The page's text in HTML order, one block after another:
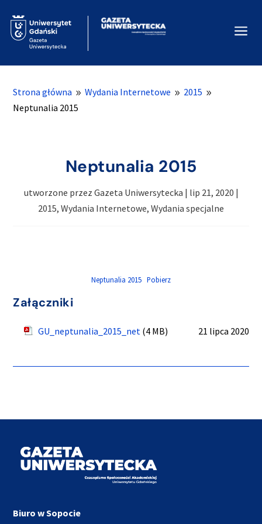
a
Strona główna 9 Wydania Internetowe 9 2015 9
Neptunalia 2015
Neptunalia 2015
utworzone przez Gazeta Uniwersytecka | lip 21, 2020 |
2015, Wydania Internetowe, Wydania specjalne
Neptunalia 2015 Pobierz
Załączniki
GU_neptunalia_2015_net (4 MB) 21 lipca 2020
Biuro w Sopocie